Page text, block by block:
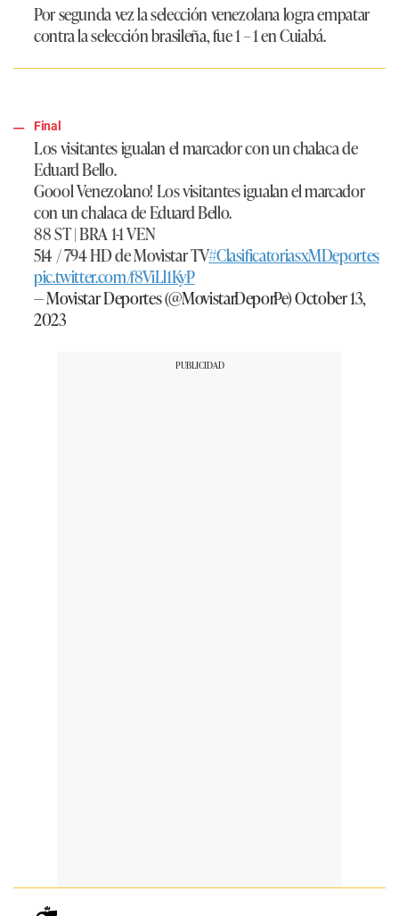
Por segunda vez la selección venezolana logra empatar
contra la selección brasileña, fue 1 – 1 en Cuiabá.
Final
Los visitantes igualan el marcador con un chalaca de
Eduard Bello.
Goool Venezolano! Los visitantes igualan el marcador
con un chalaca de Eduard Bello.
88 ST | BRA 1-1 VEN
514 / 794 HD de Movistar TV#ClasificatoriasxMDeportes
pic.twitter.com/f8ViLl1KyP
— Movistar Deportes (@MovistarDeporPe)October 13,
2023